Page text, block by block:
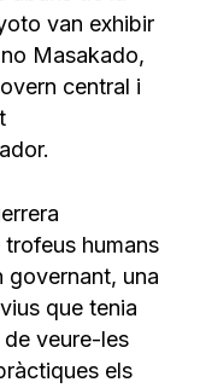
van exhibir
Masakado,
central i
humans
governant, una
que tenia
veure-les
els